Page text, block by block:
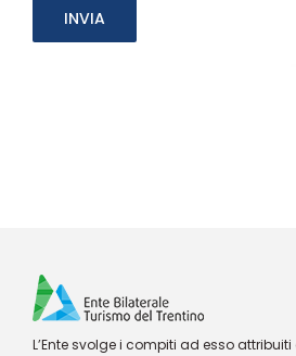
L’Ente svolge i compiti ad esso